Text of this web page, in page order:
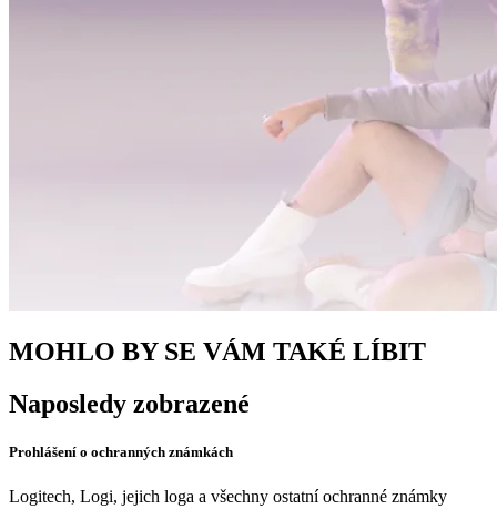
MOHLO BY SE VÁM TAKÉ LÍBIT
Naposledy zobrazené
Prohlášení o ochranných známkách
Logitech, Logi, jejich loga a všechny ostatní ochranné známky